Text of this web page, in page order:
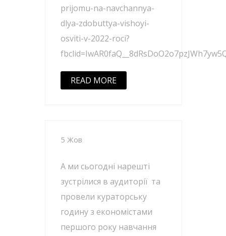
prijomu-na-navchannya-
dlya-zdobuttya-vishoyi-
osviti-v-2022-roci?
READ MORE
5 Жов
А ми сьогодні нарешті
зустрілися в аудиторії та
провели кураторську
годину з економістами
першого року навчання